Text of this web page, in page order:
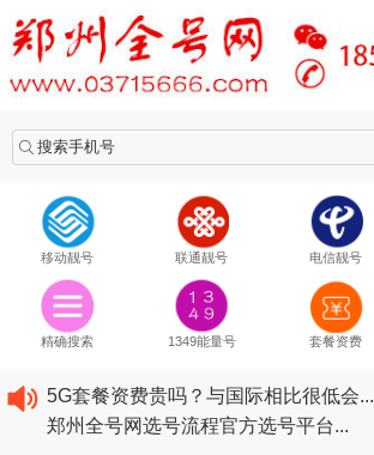
搜索手机号
移动靓号 联通靓号 电信靓号
精确搜索 1349能量号 套餐资费
2020​移动最新套餐资费...
2020​联通最新套餐资费...
5G套餐资费贵吗？与国际相比很低会...
郑州全号网选号流程官方选号平台...